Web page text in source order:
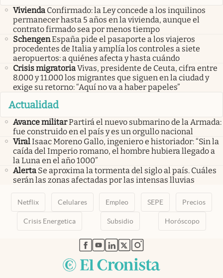
Vivienda Confirmado: la Ley concede a los inquilinos
permanecer hasta 5 años en la vivienda, aunque el
contrato firmado sea por menos tiempo
SchengenEspaña pide el pasaporte a los viajeros
procedentes de Italia y amplía los controles a siete
aeropuertos: a quiénes afecta y hasta cuándo
Crisis migratoriaVivas, presidente de Ceuta, cifra entre
8.000 y 11.000 los migrantes que siguen en la ciudad y
exige su retorno: “Aquí no va a haber papeles”
Actualidad
Avance militarPartirá el nuevo submarino de la Armada:
fue construido en el país y es un orgullo nacional
ViralIsaac Moreno Gallo, ingeniero e historiador: “Sin la
caída del Imperio romano, el hombre hubiera llegado a
la Luna en el año 1000”
Alerta Se aproxima la tormenta del siglo al país. Cuáles
serán las zonas afectadas por las intensas lluvias
Netflix Celulares Empleo SEPE Precios
Crisis Energetica Subsidio Horóscopo
abre en nueva pestaña
abre en nueva pestaña
abre en nueva pestaña
abre en nueva pestaña
abre en nueva pestaña